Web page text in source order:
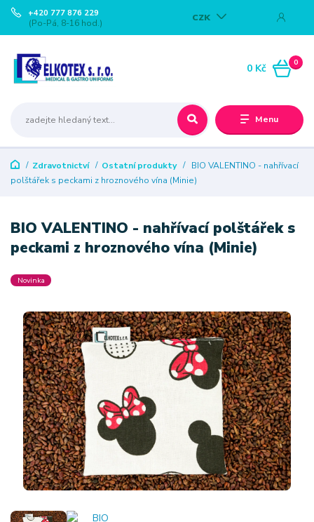
Menu
CZK
+420 777 876 229
(Po-Pá, 8-16 hod.)
0
0 Kč
Zdravotnictví Ostatní produkty
BIO VALENTINO - nahřívací
polštářek s peckami z hroznového vína (Minie)
BIO VALENTINO - nahřívací polštářek s
peckami z hroznového vína (Minie)
Novinka